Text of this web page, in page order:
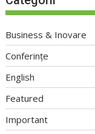
Business & Inovare
Conferințe
English
Featured
Important